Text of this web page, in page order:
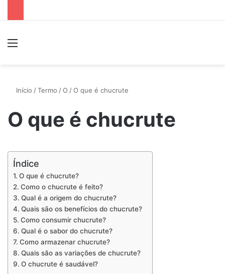
Início /Termo /O /O que é chucrute
O que é chucrute
Índice
O que é chucrute?
Como o chucrute é feito?
Qual é a origem do chucrute?
Quais são os benefícios do chucrute?
Como consumir chucrute?
Qual é o sabor do chucrute?
Como armazenar chucrute?
Quais são as variações de chucrute?
O chucrute é saudável?